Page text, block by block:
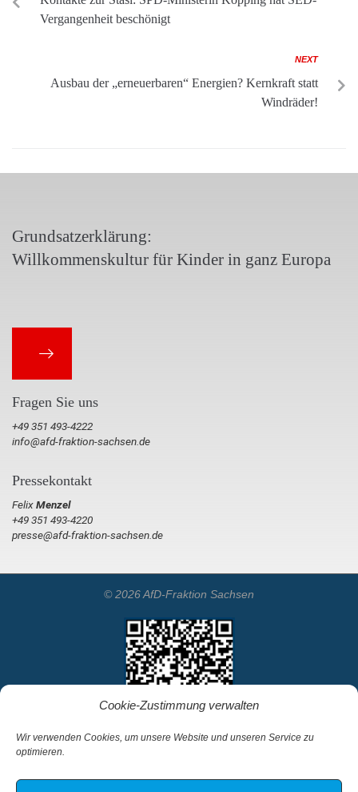
Cookie-Zustimmung verwalten
Wir verwenden Cookies, um unsere Website und unseren Service zu
optimieren.
Vergangenheit beschönigt
NEXT
Ausbau der „erneuerbaren“ Energien? Kernkraft statt
Windräder!
Grundsatzerklärung:
Willkommenskultur für Kinder in ganz Europa
Fragen Sie uns
+49 351 493-4222
info@afd-fraktion-sachsen.de
Pressekontakt
FelixMenzel
+49 351 493-4220
presse@afd-fraktion-sachsen.de
© 2026 AfD-Fraktion Sachsen
Startseite Kontakt